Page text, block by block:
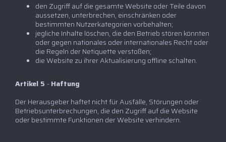
den Zugriff auf die gesamte Website oder Teile davon
aussetzen, unterbrechen, einschränken oder
bestimmten Nutzerkategorien vorbehalten;
jegliche Inhalte löschen, die den Betrieb stören könnten
oder gegen nationales oder internationales Recht oder
die Regeln der Netiquette verstoßen;
die Website zu ihrer Aktualisierung offline schalten.
Artikel 5 - Haftung
Der Herausgeber haftet nicht für Ausfälle, Störungen oder
Betriebsunterbrechungen, die den Zugriff auf die Website
oder bestimmte Funktionen der Website verhindern.